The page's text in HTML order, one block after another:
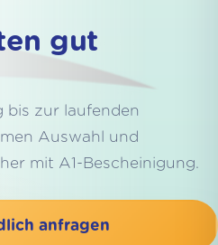
gut
bis zur laufenden
Auswahl und
mit A1-Bescheinigung.
anfragen